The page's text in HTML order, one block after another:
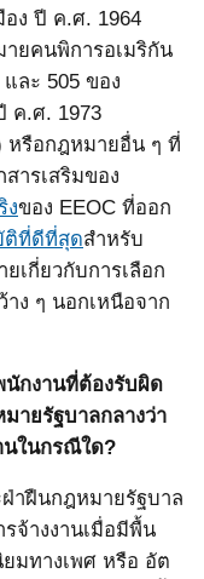
อง ปี ค.ศ. 1964
ยคนพิการอเมริกัน
และ 505 ของ
ค.ศ. 1973
หรือกฎหมายอื่น ๆ ที่
ารเสริมของ
งของ EEOC ที่ออก
ติที่ดีที่สุดสำหรับ
เกี่ยวกับการเลือก
ง ๆ นอกเหนือจาก
กงานที่ต้องรับผิด
ายรัฐบาลกลางว่า
นในกรณีใด?
าฝืนกฎหมายรัฐบาล
จ้างงานเมื่อมีพื้น
มทางเพศ หรือ อัต